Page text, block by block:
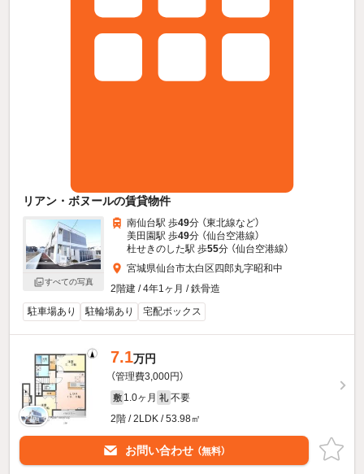
リアン・ボヌールの賃貸物件
すべての写真
南仙台駅 歩49分 （東北線など）
美田園駅 歩49分 （仙台空港線）
杜せきのした駅 歩55分 （仙台空港線）
宮城県仙台市太白区四郎丸字昭和中
2階建 / 4年1ヶ月 / 鉄骨造
駐車場あり
駐輪場あり 宅配ボックス
7.1万円
（管理費3,000円）
敷 1.0ヶ月 礼 不要
2階 / 2LDK / 53.98㎡
お問い合わせ （無料）